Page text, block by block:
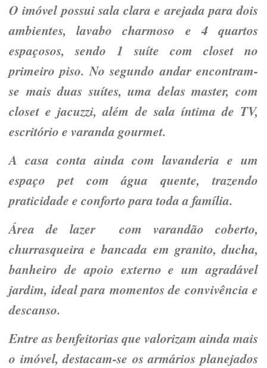
O imóvel possui sala clara e arejada para dois
ambientes, lavabo charmoso e 4 quartos
espaçosos, sendo 1 suíte com closet no
primeiro piso. No segundo andar encontram-
se mais duas suítes, uma delas master, com
closet e jacuzzi, além de sala íntima de TV,
escritório e varanda gourmet.
A casa conta ainda com lavanderia e um
espaço pet com água quente, trazendo
praticidade e conforto para toda a família.
Área de lazer com varandão coberto,
churrasqueira e bancada em granito, ducha,
banheiro de apoio externo e um agradável
jardim, ideal para momentos de convivência e
descanso.
Entre as benfeitorias que valorizam ainda mais
o imóvel, destacam-se os armários planejados